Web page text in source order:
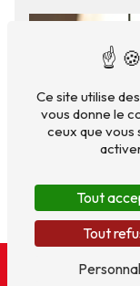
Ce site utilise
vous donne le
ceux que vous
Tout
Tout